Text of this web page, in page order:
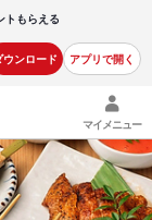
トもらえる
ウンロード アプリで開く
マイメニュー